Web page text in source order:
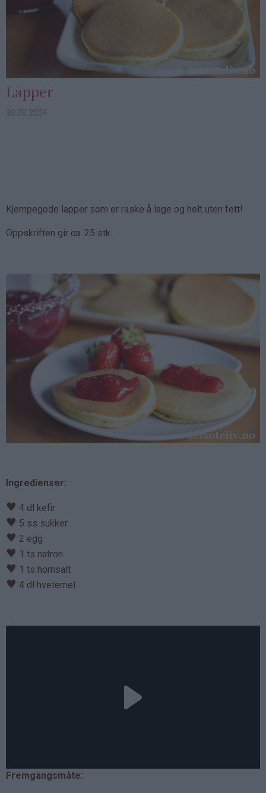
Lapper
30.09.2004
Kjempegode lapper som er raske å lage og helt uten fett!
Oppskriften gir ca. 25 stk.
Ingredienser:
♥ 4 dl kefir
♥ 5 ss sukker
♥ 2 egg
♥ 1 ts natron
♥ 1 ts hornsalt
♥ 4 dl hvetemel
Fremgangsmåte: